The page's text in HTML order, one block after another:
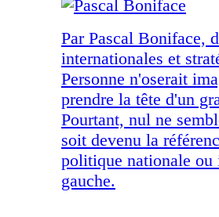
Par Pascal Boniface,
internationales et
Personne n'oserait
prendre la tête d'un
Pourtant, nul ne
soit devenu la
politique nationale ou
gauche.